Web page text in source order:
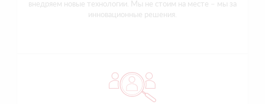
внедряем новые технологии. Мы не стоим на месте – мы за
инновационные решения.